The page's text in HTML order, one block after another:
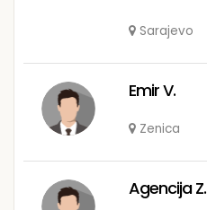
Sarajevo
Emir V.
Zenica
Agencija Z.